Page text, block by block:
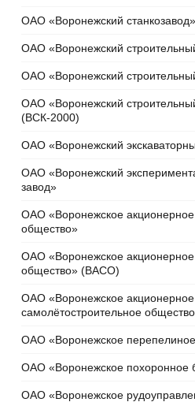
ОАО «Воронежский станкозавод»
ОАО «Воронежский
ОАО «Воронежский
ОАО «Воронежский
(ВСК-2000)
ОАО «Воронежский
ОАО «Воронежский
завод»
ОАО «Воронежское акционерное
общество»
ОАО «Воронежское акционерное
общество» (ВАСО)
ОАО «Воронежское акционерное
самолётостроительное
ОАО «Воронежское
ОАО «Воронежское похоронное
ОАО «Воронежское